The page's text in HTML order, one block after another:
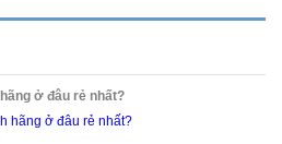
ở đâu rẻ nhất?